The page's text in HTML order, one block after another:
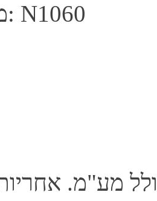
מק"ט יצרן: N1060